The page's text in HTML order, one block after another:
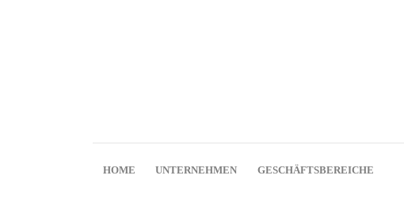
HOME UNTERNEHMEN GESCHÄFTSBEREICHE